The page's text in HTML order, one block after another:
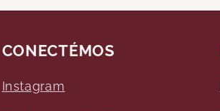
CONECTÉMOS
Instagram